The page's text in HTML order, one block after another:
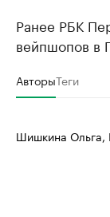
Ранее РБК
вейпшопов в
АвторыТеги
Шишкина